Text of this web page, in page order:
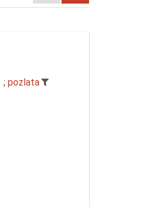
; pozlata